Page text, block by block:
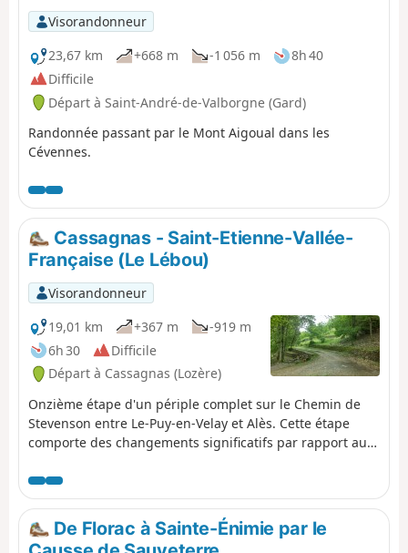
Visorandonneur
23,67 km
+668 m -1 056 m
8h 40
Difficile
Départ à Saint-André-de-Valborgne (Gard)
Randonnée passant par le Mont Aigoual dans les
Cévennes.
Cassagnas - Saint-Etienne-Vallée-
Française (Le Lébou)
Visorandonneur
19,01 km
+367 m
-919 m
6h 30
Difficile
Départ à Cassagnas (Lozère)
Onzième étape d'un périple complet sur le Chemin de
Stevenson entre Le-Puy-en-Velay et Alès. Cette étape
comporte des changements significatifs par rapport au
National des Cévennes.
De Florac à Sainte-Énimie par le